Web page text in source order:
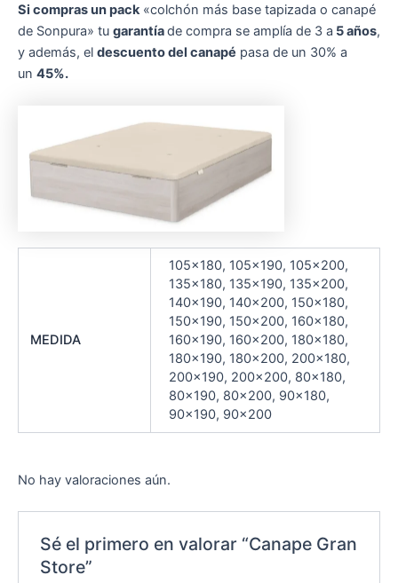
Si compras un pack«colchón más base tapizada o canapé
de Sonpura» tu garantíade compra se amplía de 3 a 5 años,
y además, el descuento del canapé pasa de un 30% a
un 45%.
MEDIDA
105×180, 105×190, 105×200,
135×180, 135×190, 135×200,
140×190, 140×200, 150×180,
150×190, 150×200, 160×180,
160×190, 160×200, 180×180,
180×190, 180×200, 200×180,
200×190, 200×200, 80×180,
80×190, 80×200, 90×180,
90×190, 90×200
No hay valoraciones aún.
Sé el primero en valorar “Canape Gran
Store”